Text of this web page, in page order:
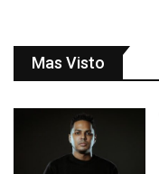
Mas Visto